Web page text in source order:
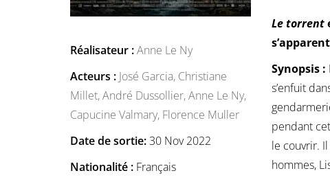
Réalisateur :Anne Le Ny
Acteurs : José Garcia, Christiane
Millet,André Dussollier,Anne Le Ny,
Capucine Valmary, Florence Muller
Date de sortie:30 Nov 2022
Nationalité : Français
Le torrent
Synopsis :
s’enfuit
pendant
le couvrir.
hommes,